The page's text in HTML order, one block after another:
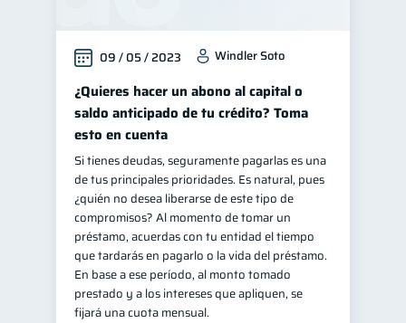
09 / 05 / 2023 Windler Soto
¿Quieres hacer un abono al capital o
saldo anticipado de tu crédito? Toma
esto en cuenta
Si tienes deudas, seguramente pagarlas es una
de tus principales prioridades. Es natural, pues
¿quién no desea liberarse de este tipo de
compromisos? Al momento de tomar un
préstamo, acuerdas con tu entidad el tiempo
que tardarás en pagarlo o la vida del préstamo.
En base a ese período, al monto tomado
prestado y a los intereses que apliquen, se
fijará una cuota mensual.